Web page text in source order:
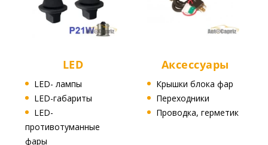
LED
LED- лампы
LED-габариты
LED-
противотуманные
фары
Аксессуары
Крышки блока фар
Переходники
Проводка, герметик